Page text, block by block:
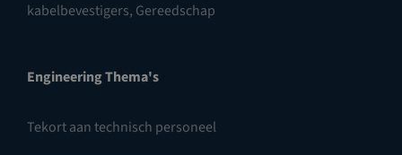
kabelbevestigers, Gereedschap
Engineering Thema's
Tekort aan technisch personeel